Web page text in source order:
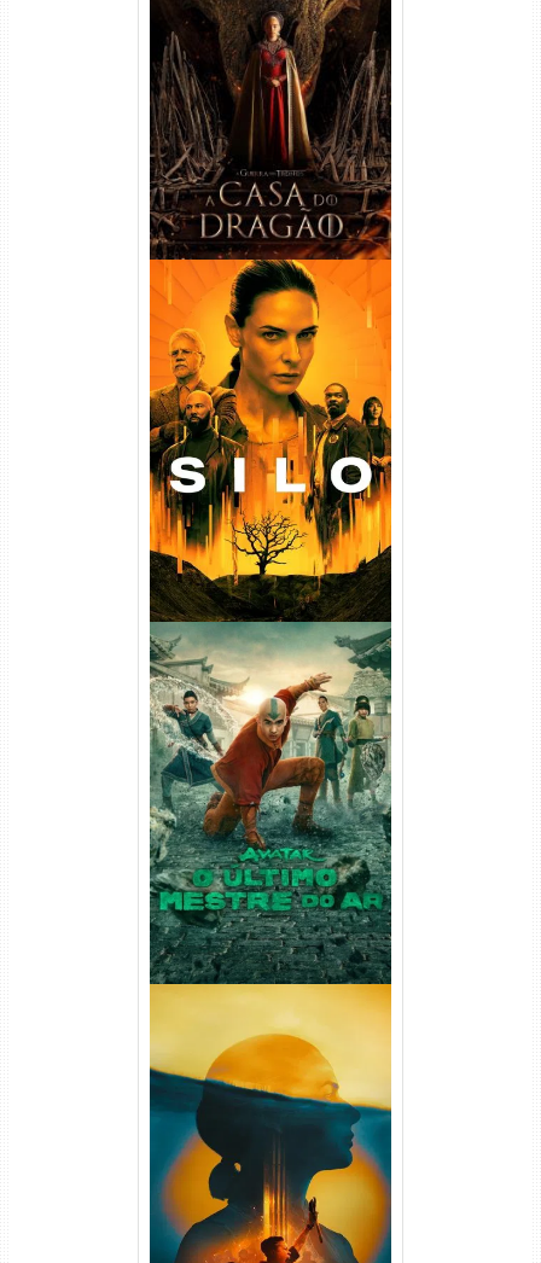
A Casa do Dragão 1ª
Temporada Torrent (2022)
WEB-DL 720p/1080p Dual
Áudio
Silo 1ª Temporada Torrent
(2023) WEB-DL
720p/1080p/4K Dual Áudio
Avatar: O Último Mestre do
Ar 2ª Temporada Torrent
(2026) WEB-DL 1080p Dual
Áudio
Silo 2ª Temporada (2024)
WEB-DL 1080p Dual Áudio